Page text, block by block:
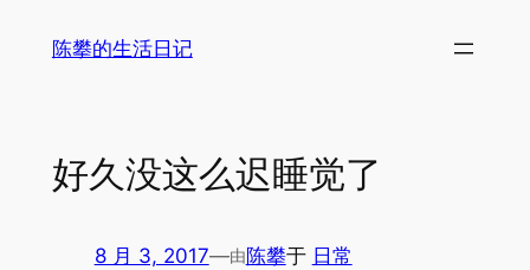
陈攀的生活日记
好久没这么迟睡觉了
8 月 3, 2017—由陈攀于 日常